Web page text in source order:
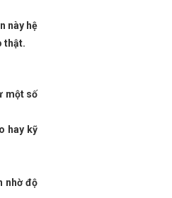
này hệ
thật.
một số
hay kỹ
nhờ độ